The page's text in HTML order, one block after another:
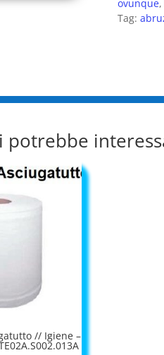
ovunque,
Tag:
potrebbe
// Igiene –